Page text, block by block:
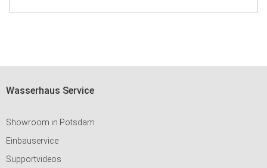
Wasserhaus Service
Showroom in Potsdam
Einbauservice
Supportvideos